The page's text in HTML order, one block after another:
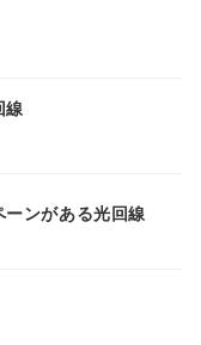
線
ンがある光回線